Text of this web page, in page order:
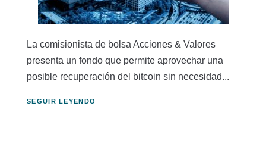
La comisionista de bolsa Acciones & Valores
presenta un fondo que permite aprovechar una
posible recuperación del bitcoin sin necesidad...
SEGUIR LEYENDO